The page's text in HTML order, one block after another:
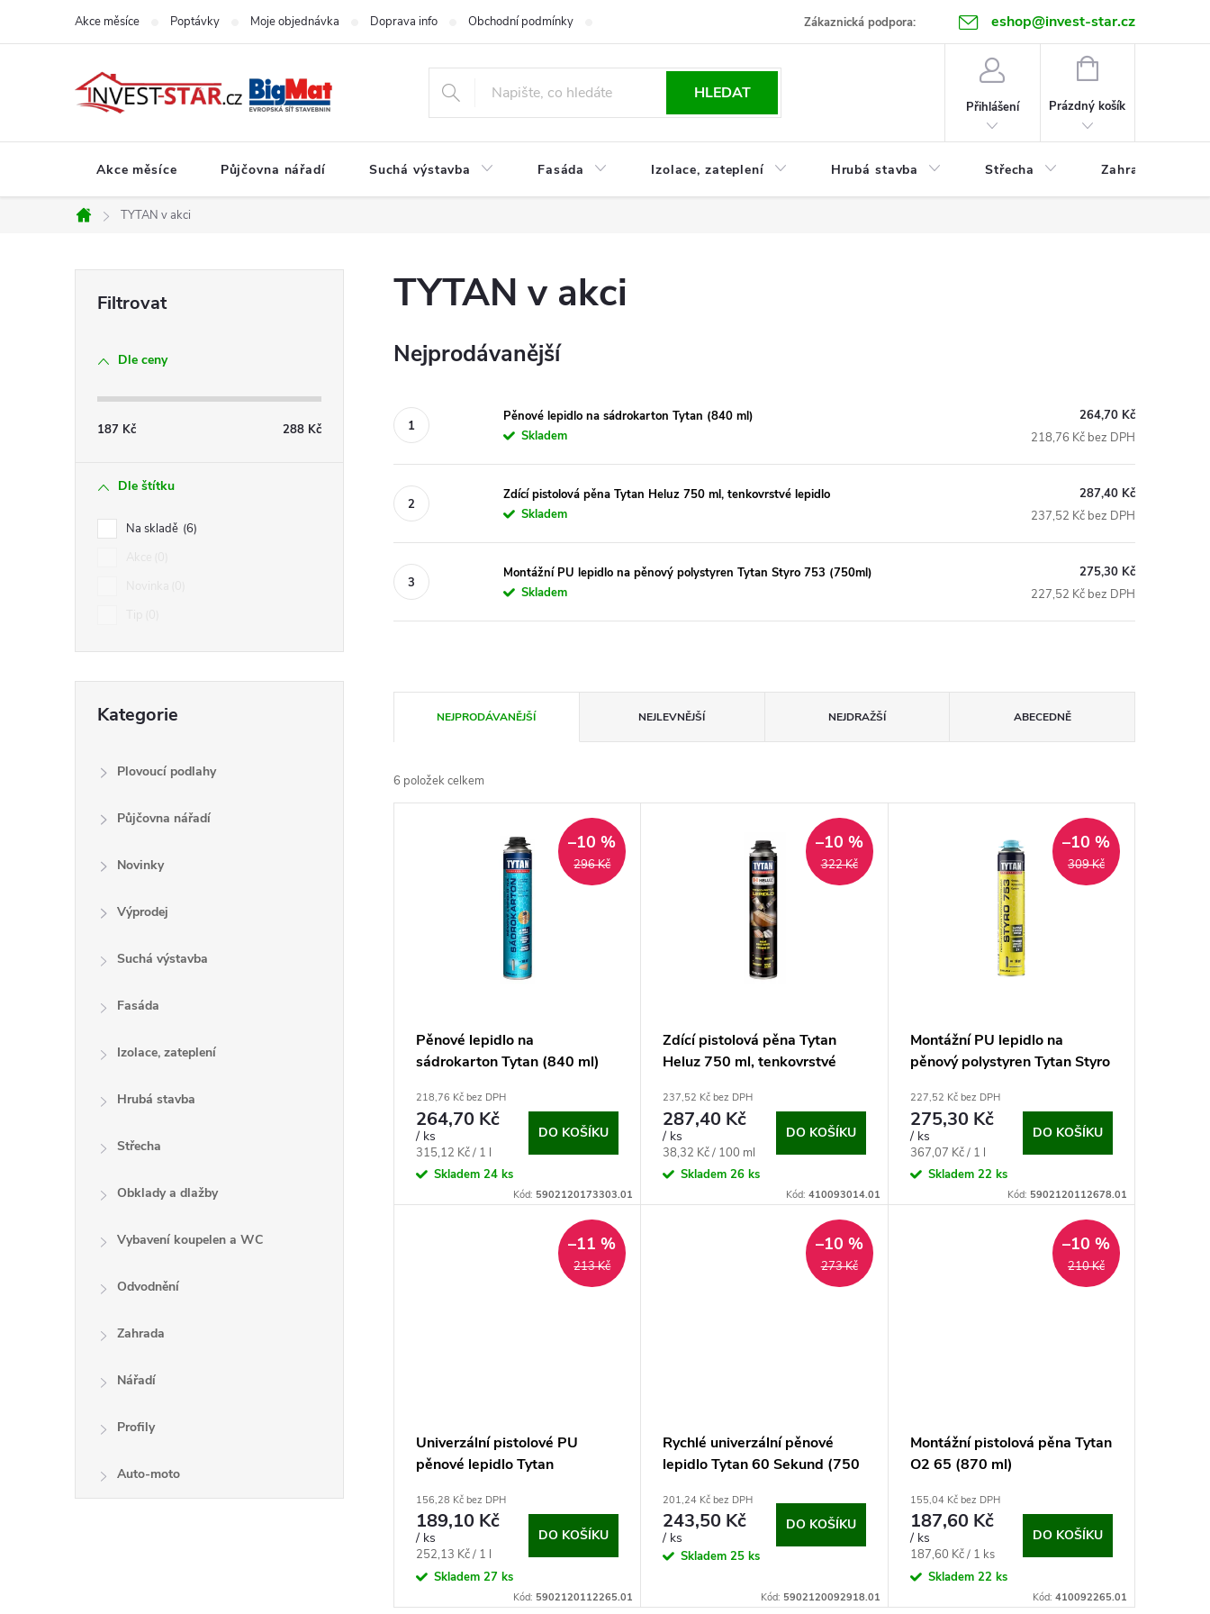
Zákaznická podpora: eshop@invest-star.cz
Akce měsíce Poptávky Moje objednávka Doprava info Obchodní podmínky Kontakt
HLEDAT
Přihlášení
NÁKUPNÍ
Prázdný košík
Akce měsíce Půjčovna nářadí Suchá výstavba Fasáda Izolace, zateplení Hrubá stavba Střecha Zahrada
Domů
TYTAN v akci
í
p
Dle ceny
187 Kč 288 Kč
Dle štítku
Na skladě 6
kategorie
Kategorie
Plovoucí podlahy
Půjčovna nářadí
Novinky
Výprodej
Suchá výstavba
Fasáda
Izolace, zateplení
Hrubá stavba
Střecha
Obklady a dlažby
Vybavení koupelen a WC
Odvodnění
Zahrada
Nářadí
Profily
Auto-moto
TYTAN v akci
Nejprodávanější
Pěnové lepidlo na sádrokarton Tytan (840 ml)
Skladem
264,70 Kč
218,76 Kč bez DPH
Zdící pistolová pěna Tytan Heluz 750 ml, tenkovrstvé lepidlo
Skladem
287,40 Kč
237,52 Kč bez DPH
Montážní PU lepidlo na pěnový polystyren Tytan Styro 753 (750ml)
Skladem
275,30 Kč
227,52 Kč bez DPH
a
z
k
NEJPRODÁVANĚJŠÍ NEJLEVNĚJŠÍ NEJDRAŽŠÍ ABECEDNĚ
6 položek celkem
296 Kč
–10 %
Pěnové lepidlo na
sádrokarton Tytan (840 ml)
218,76 Kč bez DPH
264,70 Kč
/ ks
Měrná
cena:
315,12 Kč / 1 l
Skladem 24 ks
DO KOŠÍKU
Kód: 5902120173303.01
322 Kč
–10 %
Zdící pistolová pěna Tytan
Heluz 750 ml, tenkovrstvé
237,52 Kč bez DPH
287,40 Kč
/ ks
Měrná
cena:
38,32 Kč / 100 ml
Skladem26 ks
DO KOŠÍKU
Kód: 410093014.01
309 Kč
–10 %
Montážní PU lepidlo na
pěnový polystyren Tytan Styro
227,52 Kč bez DPH
275,30 Kč
/ ks
Měrná
cena:
367,07 Kč / 1 l
Skladem 22 ks
DO KOŠÍKU
Kód: 5902120112678.01
213 Kč
–11 %
Univerzální pistolové PU
pěnové lepidlo Tytan
156,28 Kč bez DPH
189,10 Kč
/ ks
Měrná
cena:
252,13 Kč / 1 l
Skladem 27 ks
DO KOŠÍKU
Kód: 5902120112265.01
273 Kč
–10 %
Rychlé univerzální pěnové
lepidlo Tytan 60 Sekund (750
201,24 Kč bez DPH
243,50 Kč
/ ks
Skladem25 ks
DO KOŠÍKU
Kód: 5902120092918.01
210 Kč
–10 %
Montážní pistolová pěna Tytan
O2 65 (870 ml)
155,04 Kč bez DPH
187,60 Kč
/ ks
Měrná
cena:
187,60 Kč / 1 ks
Skladem 22 ks
DO KOŠÍKU
Kód: 410092265.01